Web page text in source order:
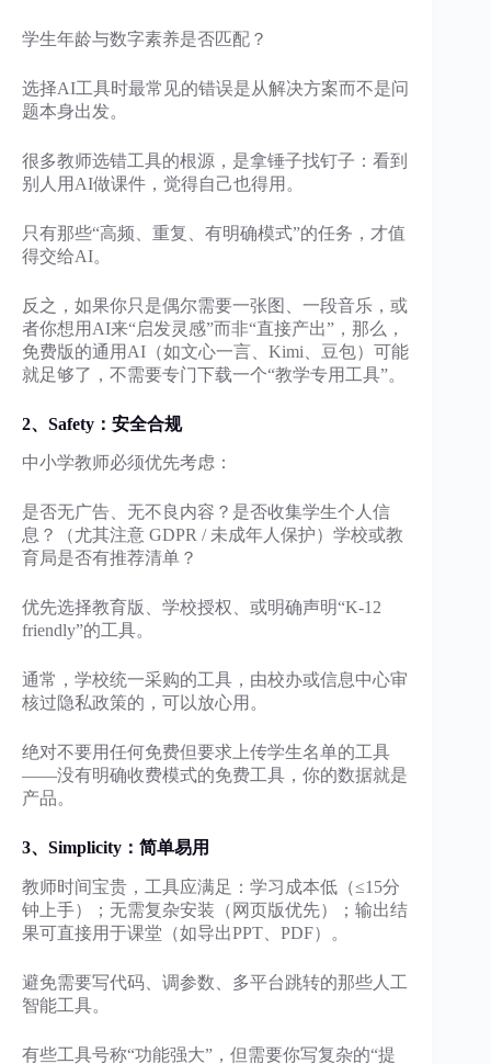
学生年龄与数字素养是否匹配？
选择AI工具时最常见的错误是从解决方案而不是问
题本身出发。
很多教师选错工具的根源，是拿锤子找钉子：看到
别人用AI做课件，觉得自己也得用。
只有那些“高频、重复、有明确模式”的任务，才值
得交给AI。
反之，如果你只是偶尔需要一张图、一段音乐，或
者你想用AI来“启发灵感”而非“直接产出”，那么，
免费版的通用AI（如文心一言、Kimi、豆包）可能
就足够了，不需要专门下载一个“教学专用工具”。
2、 Safety： 安全合规
中小学教师必须优先考虑：
是否无广告、无不良内容？是否收集学生个人信
息？（尤其注意 GDPR / 未成年人保护）学校或教
育局是否有推荐清单？
优先选择教育版、学校授权、或明确声明“K-12
friendly”的工具。
通常，学校统一采购的工具，由校办或信息中心审
核过隐私政策的，可以放心用。
绝对不要用任何免费但要求上传学生名单的工具
——没有明确收费模式的免费工具，你的数据就是
产品。
3、Simplicity： 简单易用
教师时间宝贵，工具应满足：学习成本低（≤15分
钟上手）；无需复杂安装（网页版优先）；输出结
果可直接用于课堂（如导出PPT、PDF）。
避免需要写代码、调参数、多平台跳转的那些人工
智能工具。
有些工具号称“功能强大”，但需要你写复杂的“提